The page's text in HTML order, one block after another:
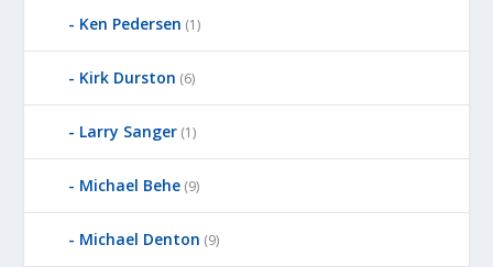
Ken Pedersen (1)
Kirk Durston (6)
Larry Sanger (1)
Michael Behe (9)
Michael Denton (9)